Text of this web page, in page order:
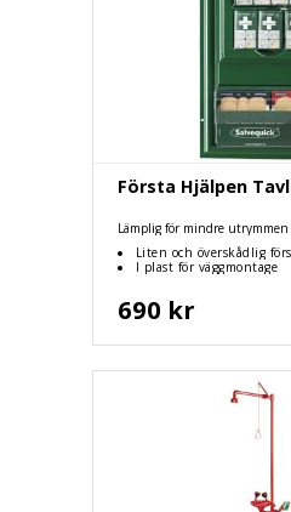
Första Hjälpen
Lämplig för mindre utrymmen
Liten och överskådlig
I plast för väggmontage
690 kr